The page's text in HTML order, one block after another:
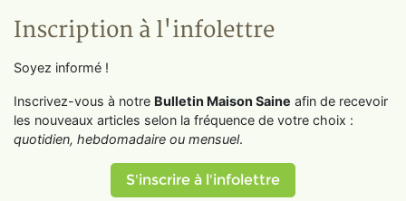
Inscription à l'infolettre
Soyez informé !
Inscrivez-vous à notre Bulletin Maison Saine afin de recevoir
les nouveaux articles selon la fréquence de votre choix :
quotidien, hebdomadaire ou mensuel.
S'inscrire à l'infolettre